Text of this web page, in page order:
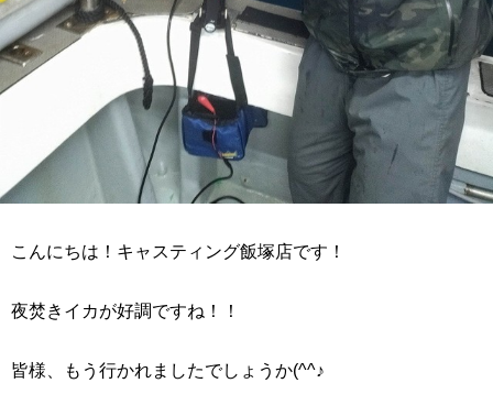
こんにちは！キャスティング飯塚店です！
夜焚きイカが好調ですね！！
皆様、もう行かれましたでしょうか(^^♪